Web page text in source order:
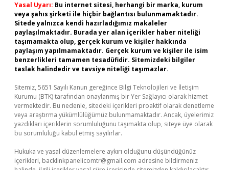
Yasal Uyarı: Bu internet sitesi, herhangi bir marka, kurum
veya şahıs şirketi ile hiçbir bağlantısı bulunmamaktadır.
Sitede yalnızca kendi hazırladığımız makaleler
paylaşılmaktadır. Burada yer alan içerikler haber niteliği
taşımamakta olup, gerçek kurum ve kişiler hakkında
paylaşım yapılmamaktadır. Gerçek kurum ve kişiler ile isim
benzerlikleri tamamen tesadüfidir. Sitemizdeki bilgiler
taslak halindedir ve tavsiye niteliği taşımazlar.
Sitemiz, 5651 Sayılı Kanun gereğince Bilgi Teknolojileri ve İletişim
Kurumu (BTK) tarafından onaylanmış bir Yer Sağlayıcı olarak hizmet
vermektedir. Bu nedenle, sitedeki içerikleri proaktif olarak denetleme
veya araştırma yükümlülüğümüz bulunmamaktadır. Ancak, üyelerimiz
yazdıkları içeriklerin sorumluluğunu taşımakta olup, siteye üye olarak
bu sorumluluğu kabul etmiş sayılırlar.
Hukuka ve yasal düzenlemelere aykırı olduğunu düşündüğünüz
içerikleri, backlinkpanelicomtr@gmail.com adresine bildirmeniz